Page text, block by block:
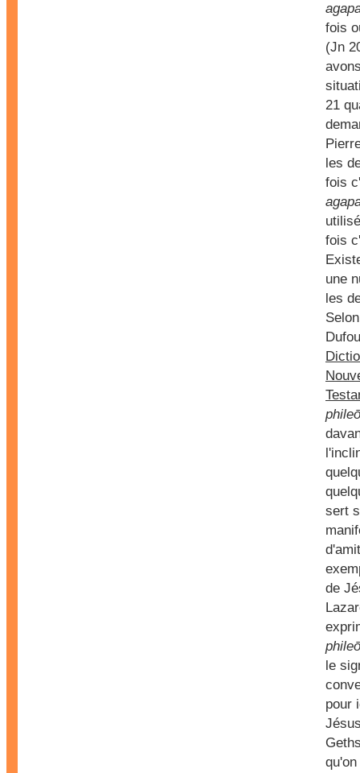
fois
(Jn
21
les
fois
fois
une
les
phileō
sert
de
phileō
le
pour